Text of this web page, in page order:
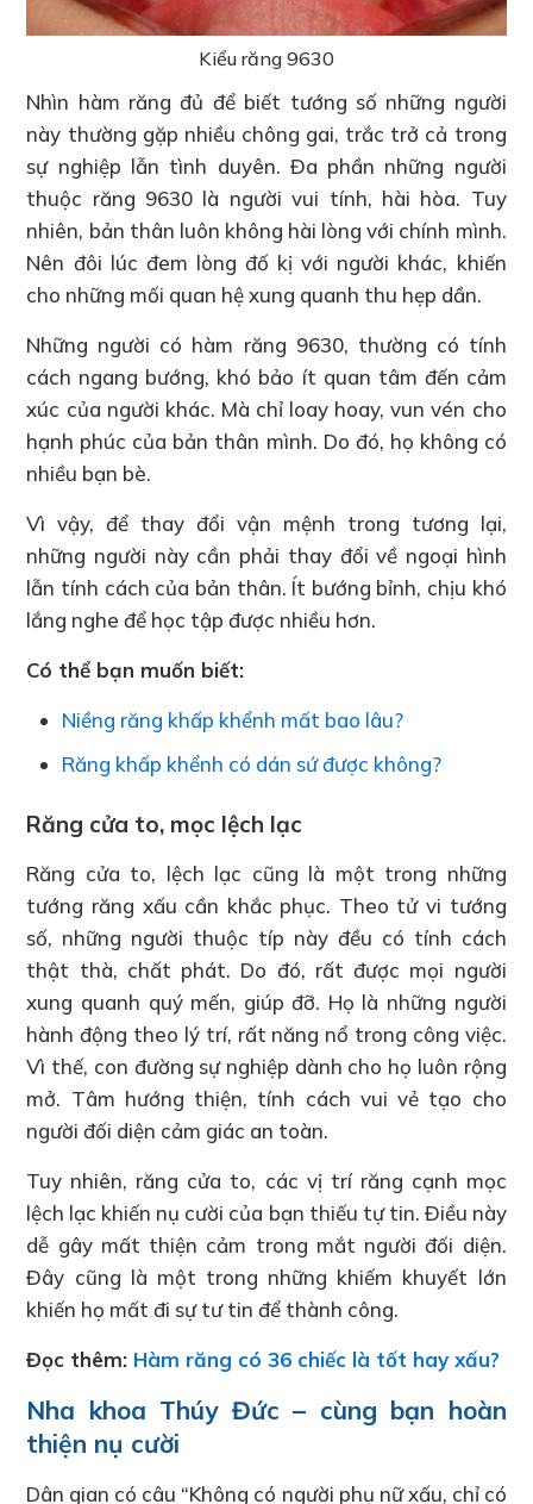
Kiểu răng 9630
Nhìn hàm răng đủ để biết tướng số những người
này thường gặp nhiều chông gai, trắc trở cả trong
sự nghiệp lẫn tình duyên. Đa phần những người
thuộc răng 9630 là người vui tính, hài hòa. Tuy
nhiên, bản thân luôn không hài lòng với chính mình.
Nên đôi lúc đem lòng đố kị với người khác, khiến
cho những mối quan hệ xung quanh thu hẹp dần.
Những người có hàm răng 9630, thường có tính
cách ngang bướng, khó bảo ít quan tâm đến cảm
xúc của người khác. Mà chỉ loay hoay, vun vén cho
hạnh phúc của bản thân mình. Do đó, họ không có
nhiều bạn bè.
Vì vậy, để thay đổi vận mệnh trong tương lại,
những người này cần phải thay đổi về ngoại hình
lẫn tính cách của bản thân. Ít bướng bỉnh, chịu khó
lắng nghe để học tập được nhiều hơn.
Có thể bạn muốn biết:
Niềng răng khấp khểnh mất bao lâu?
Răng khấp khểnh có dán sứ được không?
Răng cửa to, mọc lệch lạc
Răng cửa to, lệch lạc cũng là một trong những
tướng răng xấu cần khắc phục. Theo tử vi tướng
số, những người thuộc típ này đều có tính cách
thật thà, chất phát. Do đó, rất được mọi người
xung quanh quý mến, giúp đỡ. Họ là những người
hành động theo lý trí, rất năng nổ trong công việc.
Vì thế, con đường sự nghiệp dành cho họ luôn rộng
mở. Tâm hướng thiện, tính cách vui vẻ tạo cho
người đối diện cảm giác an toàn.
Tuy nhiên, răng cửa to, các vị trí răng cạnh mọc
lệch lạc khiến nụ cười của bạn thiếu tự tin. Điều này
dễ gây mất thiện cảm trong mắt người đối diện.
Đây cũng là một trong những khiếm khuyết lớn
khiến họ mất đi sự tư tin để thành công.
Đọc thêm: Hàm răng có 36 chiếc là tốt hay xấu?
Nha khoa Thúy Đức – cùng bạn hoàn
thiện nụ cười
Dân gian có câu “Không có người phụ nữ xấu, chỉ có